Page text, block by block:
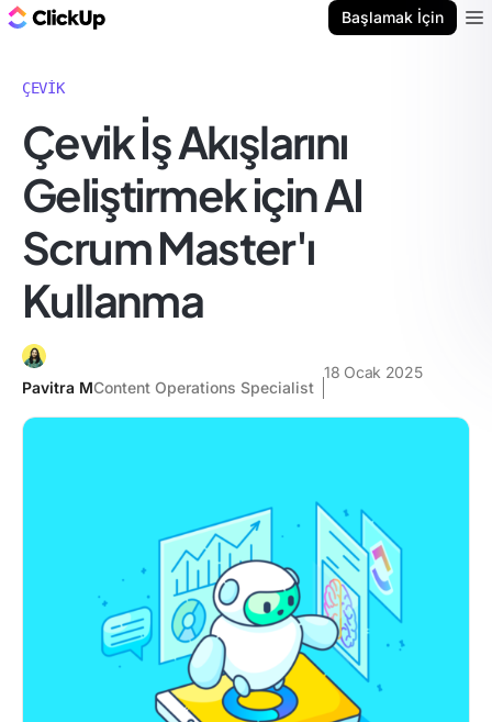
Başlamak İçin
ÇEVIK
Çevik İş Akışlarını
Geliştirmek için AI
Scrum Master'ı
Kullanma
Pavitra MContent Operations Specialist
18 Ocak 2025